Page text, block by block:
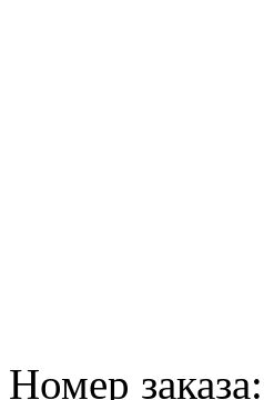
Номер